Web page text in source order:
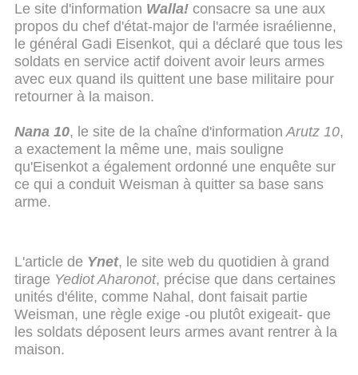
Le site d'information Walla! consacre sa une aux
propos du chef d'état-major de l'armée israélienne,
le général Gadi Eisenkot, qui a déclaré que tous les
soldats en service actif doivent avoir leurs armes
avec eux quand ils quittent une base militaire pour
retourner à la maison.
Nana 10, le site de la chaîne d'information Arutz 10,
a exactement la même une, mais souligne
qu'Eisenkot a également ordonné une enquête sur
ce qui a conduit Weisman à quitter sa base sans
arme.
L'article de Ynet, le site web du quotidien à grand
tirage Yediot Aharonot, précise que dans certaines
unités d'élite, comme Nahal, dont faisait partie
Weisman, une règle exige -ou plutôt exigeait- que
les soldats déposent leurs armes avant rentrer à la
maison.